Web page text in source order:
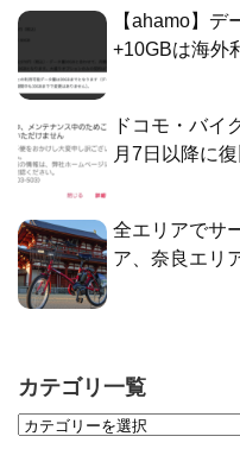
【ahamo】
+10GBは海外
ドコモ・バイ
月7日以降に
全エリアでサ
ア、奈良エリ
カテゴリ一覧